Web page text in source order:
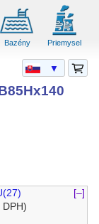
Bazény Priemysel
[–]
DPH)
▼